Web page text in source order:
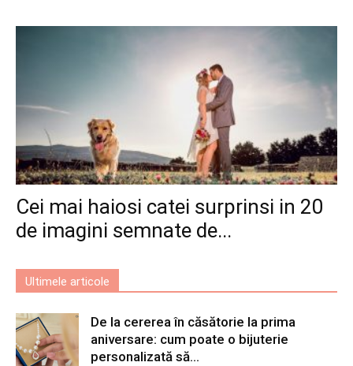
Cei mai haiosi catei surprinsi in 20
de imagini semnate de...
Ultimele articole
De la cererea în căsătorie la prima
aniversare: cum poate o bijuterie
personalizată să...